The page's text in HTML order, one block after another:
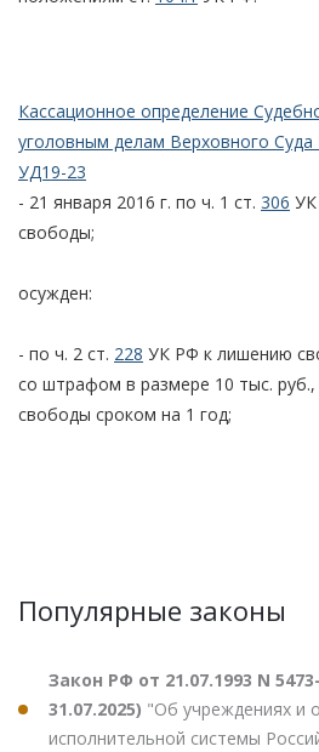
Кассационное определение
уголовным делам Верховного
УД19-23
- 21 января 2016 г. по ч. 1 ст. 306 УК
свободы;
осужден:
- по ч. 2 ст. 228 УК РФ к лишению
со штрафом в размере 10 тыс. руб.,
свободы сроком на 1 год;
Популярные законы
Закон РФ от 21.07.1993 N
31.07.2025) "Об учреждениях и
исполнительной системы